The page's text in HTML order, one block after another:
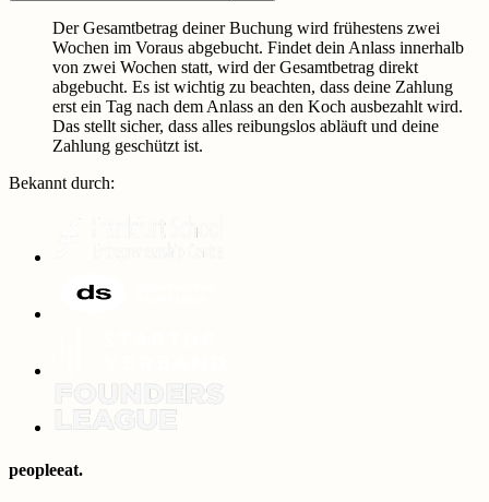
Der Gesamtbetrag deiner Buchung wird frühestens zwei
Wochen im Voraus abgebucht. Findet dein Anlass innerhalb
von zwei Wochen statt, wird der Gesamtbetrag direkt
abgebucht. Es ist wichtig zu beachten, dass deine Zahlung
erst ein Tag nach dem Anlass an den Koch ausbezahlt wird.
Das stellt sicher, dass alles reibungslos abläuft und deine
Zahlung geschützt ist.
Bekannt durch:
peopleeat.